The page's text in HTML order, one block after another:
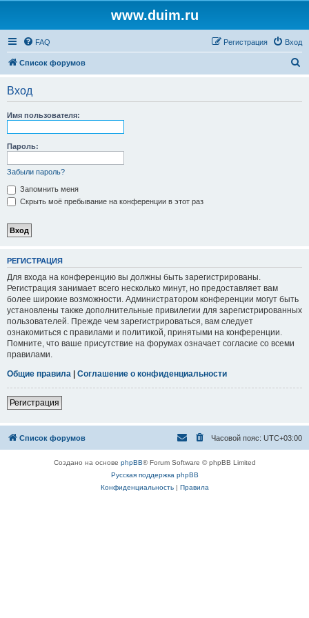
www.duim.ru
FAQ Вход
Регистрация
Список форумов
Вход
Имя пользователя:
Пароль:
Забыли пароль?
Запомнить меня
Скрыть моё пребывание на конференции в этот раз
РЕГИСТРАЦИЯ
Для входа на конференцию вы должны быть зарегистрированы.
Регистрация занимает всего несколько минут, но предоставляет вам
более широкие возможности. Администратором конференции могут быть
установлены также дополнительные привилегии для зарегистрированных
пользователей. Прежде чем зарегистрироваться, вам следует
ознакомиться с правилами и политикой, принятыми на конференции.
Помните, что ваше присутствие на форумах означает согласие со всеми
правилами.
Общие правила | Соглашение о конфиденциальности
Регистрация
Список форумов Часовой пояс: UTC+03:00
Создано на основе phpBB® Forum Software © phpBB Limited
Русская поддержка phpBB
Конфиденциальность| Правила